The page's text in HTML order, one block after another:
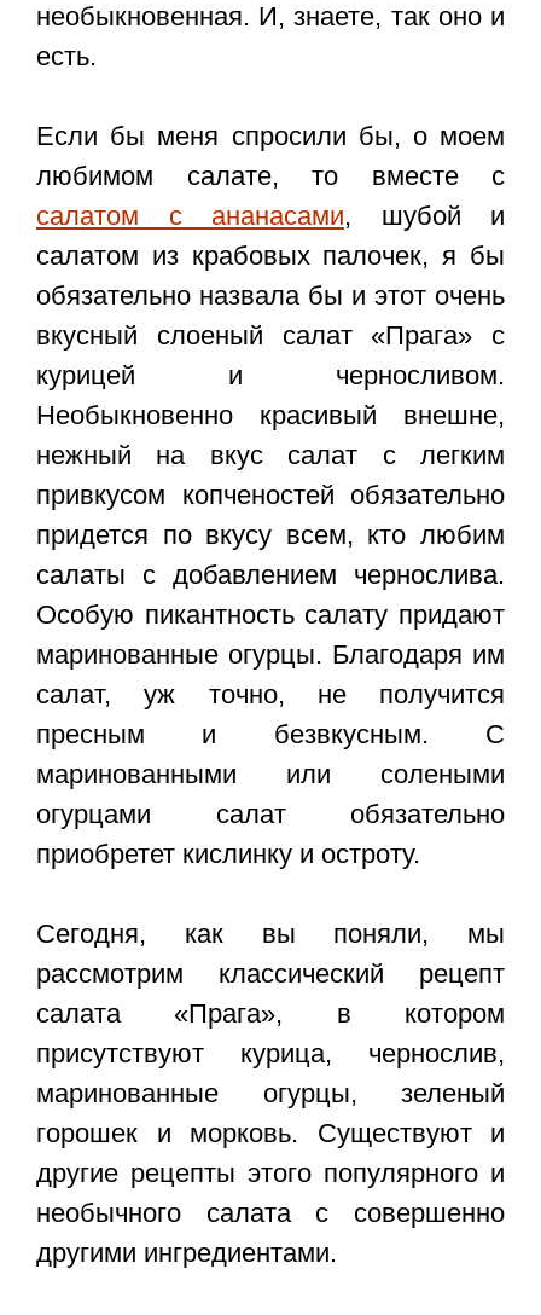
необыкновенная. И, знаете, так оно и
есть.
Если бы меня спросили бы, о моем
любимом салате, то вместе с
салатом с ананасами, шубой и
салатом из крабовых палочек, я бы
обязательно назвала бы и этот очень
вкусный слоеный салат «Прага» с
курицей и черносливом.
Необыкновенно красивый внешне,
нежный на вкус салат с легким
привкусом копченостей обязательно
придется по вкусу всем, кто любим
салаты с добавлением чернослива.
Особую пикантность салату придают
маринованные огурцы. Благодаря им
салат, уж точно, не получится
пресным и безвкусным. С
маринованными или солеными
огурцами салат обязательно
приобретет кислинку и остроту.
Сегодня, как вы поняли, мы
рассмотрим классический рецепт
салата «Прага», в котором
присутствуют курица, чернослив,
маринованные огурцы, зеленый
горошек и морковь. Существуют и
другие рецепты этого популярного и
необычного салата с совершенно
другими ингредиентами.